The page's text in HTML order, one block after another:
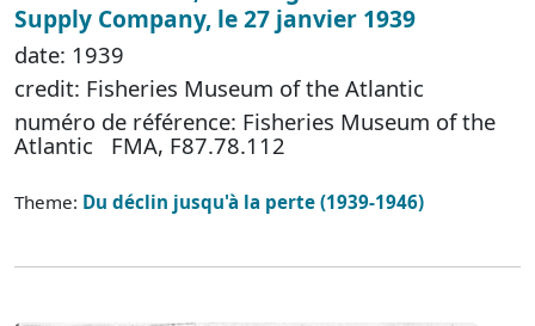
Supply Company, le 27 janvier 1939
date: 1939
credit: Fisheries Museum of the Atlantic
numéro de référence: Fisheries Museum of the
Atlantic FMA, F87.78.112
Theme: Du déclin jusqu'à la perte (1939-1946)